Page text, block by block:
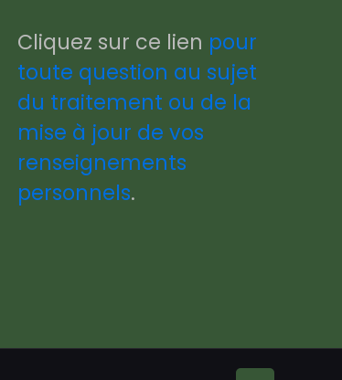
Cliquez sur ce lien pour
toute question au sujet
du traitement ou de la
mise à jour de vos
renseignements
personnels.